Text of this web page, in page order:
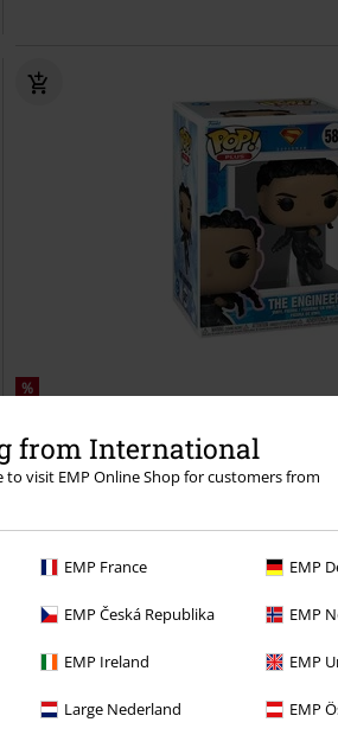
from International
to visit EMP Online Shop for customers from
EMP France EMP
EMP Česká Republika EMP
EMP Ireland EMP
Large Nederland EMP
%
€ 14,99
Vinylová figúrka č.587 The Engineer
Batman, The Flash,
DC
fanúšikovské články
darček
domáce